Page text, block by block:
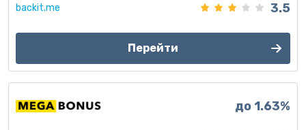
backit.me 3.5
Перейти
до 1.63%